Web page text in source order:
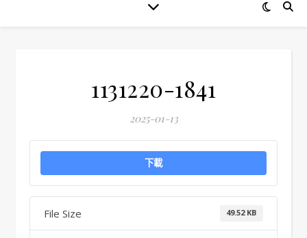
1131220-1841
2025-01-13
下載
File Size 49.52 KB